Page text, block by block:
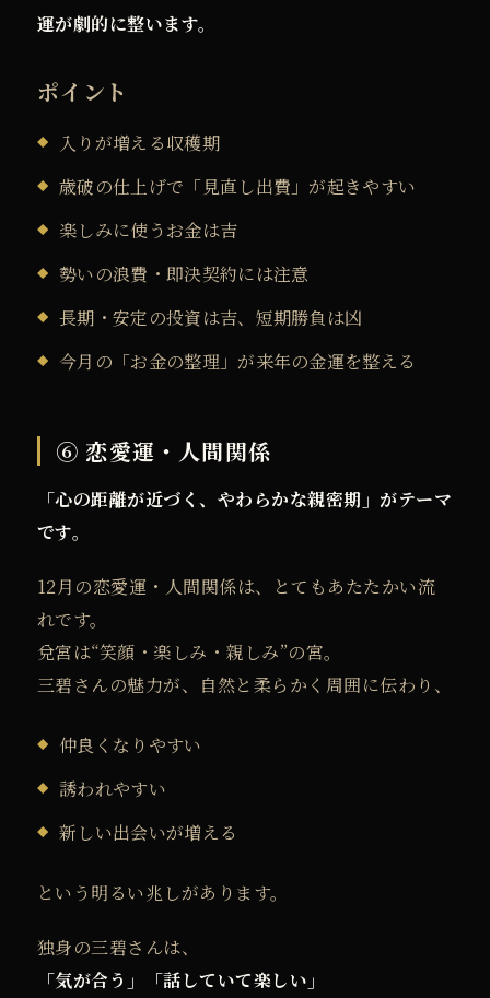
運が劇的に整います。
ポイント
入りが増える収穫期
歳破の仕上げで「見直し出費」が起きやすい
楽しみに使うお金は吉
勢いの浪費・即決契約には注意
長期・安定の投資は吉、短期勝負は凶
今月の「お金の整理」が来年の金運を整える
⑥ 恋愛運・人間関係
「心の距離が近づく、やわらかな親密期」がテーマ
です。
12月の恋愛運・人間関係は、とてもあたたかい流
れです。
兌宮は“笑顔・楽しみ・親しみ”の宮。
三碧さんの魅力が、自然と柔らかく周囲に伝わり、
仲良くなりやすい
誘われやすい
新しい出会いが増える
という明るい兆しがあります。
独身の三碧さんは、
「気が合う」「話していて楽しい」